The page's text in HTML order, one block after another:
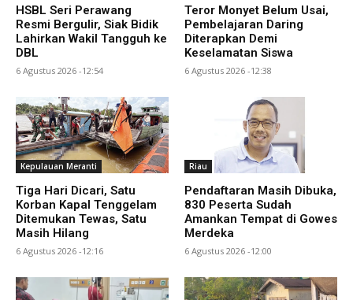
HSBL Seri Perawang
Resmi Bergulir, Siak Bidik
Lahirkan Wakil Tangguh ke
DBL
6 Agustus 2026 -12:54
Teror Monyet Belum Usai,
Pembelajaran Daring
Diterapkan Demi
Keselamatan Siswa
6 Agustus 2026 -12:38
Kepulauan Meranti
Tiga Hari Dicari, Satu
Korban Kapal Tenggelam
Ditemukan Tewas, Satu
Masih Hilang
6 Agustus 2026 -12:16
Riau
Pendaftaran Masih Dibuka,
830 Peserta Sudah
Amankan Tempat di Gowes
Merdeka
6 Agustus 2026 -12:00